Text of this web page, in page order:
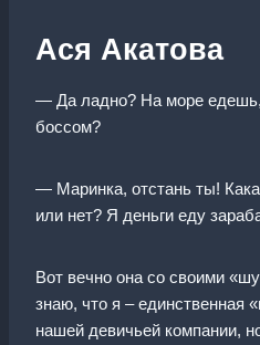
Ася Акатова
— Да ладно? На море едешь,
боссом?
— Маринка, отстань ты!
или нет? Я деньги еду
Вот вечно она со своими
знаю, что я – единственная
нашей девичьей компании,